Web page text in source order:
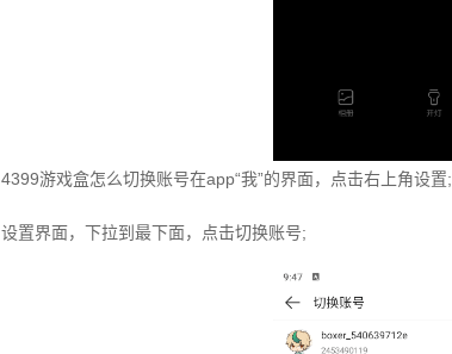
4399游戏盒怎么切换账号在app“我”的界面，点击右上角设置;
设置界面，下拉到最下面，点击切换账号;